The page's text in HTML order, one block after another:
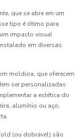
que se abre em um
tipo é ótimo para
impacto visual
em diversas
moldura, que oferecem
ser personalizadas
a estética do
alumínio ou aço,
(ou dobrável) são